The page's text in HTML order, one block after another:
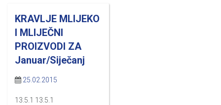
KRAVLJE MLIJEKO
I MLIJEČNI
PROIZVODI ZA
Januar/Siječanj
25.02.2015
13.5.1 13.5.1